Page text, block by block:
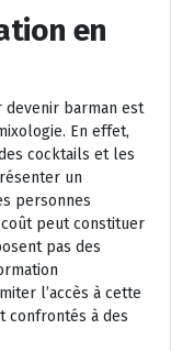
en
barman est
En effet,
cocktails et les
un
personnes
coût peut constituer
pas des
l’accès à cette
confrontés à des